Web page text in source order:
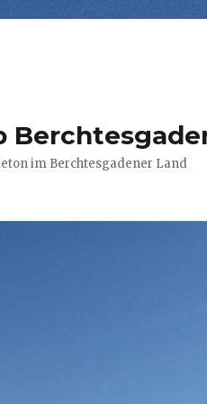
im Berchtesgadener Land